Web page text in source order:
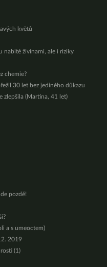
květů
nabité živinami, ale i riziky
chemie?
30 let bez jediného důkazu
zlepšila (Martina, 41 let)
pozdě!
a s umeoctem)
2019
(1)